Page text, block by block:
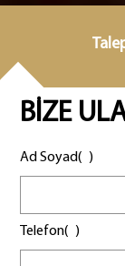
BİZE
Ad Soyad( )
Telefon( )